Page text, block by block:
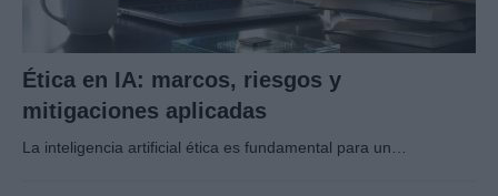
Ética en IA: marcos, riesgos y
mitigaciones aplicadas
La inteligencia artificial ética es fundamental para un…